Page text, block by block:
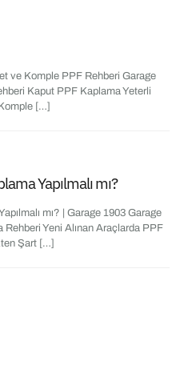
ve Komple PPF Rehberi Garage
Kaput PPF Kaplama Yeterli
[…]
Yapılmalı mı?
mı? | Garage 1903 Garage
Yeni Alınan Araçlarda PPF
Şart […]